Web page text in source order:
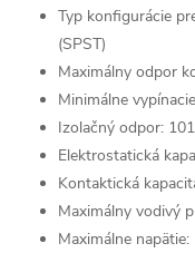
Typ konfigurácie
(SPST)
Maximálny odpor
Minimálne
Izolačný odpor:
Elektrostatická
Kontaktická
Maximálny vodivý
Maximálne